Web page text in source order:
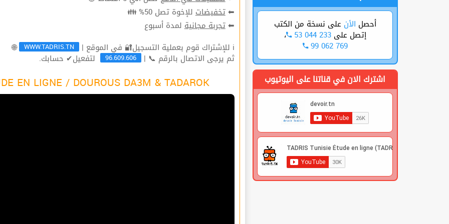
⬅تخفيضاتللإخوة تصل 50% 👪
⬅تجربة مجانيةلمدة أسبوع
ℹ للإشتراك قوم بعملية التسجيل🔐 في الموقع |
WWW.TADRIS.TN
🌐
ثم يرجى الاتصال بالرقم 📞 | 96.609.606 لتفعيل✔ حسابك.
EN LIGNE / DOUROUS DA3M & TADAROK
أحصل الأن على نسخة من الكتب
إتصل على53 044 233 ،
99 062 769
اشترك الان في قناتنا على اليوتيوب